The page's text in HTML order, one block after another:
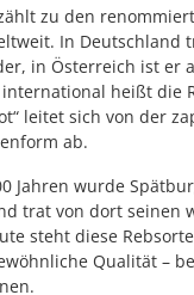
zu den
In Deutschland
in Österreich ist er
heißt die
leitet sich von der
ab.
Jahren wurde
trat von dort seinen
steht diese
Qualität –